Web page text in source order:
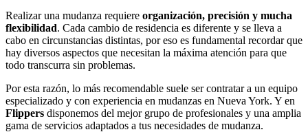
Realizar una mudanza requiere organización, precisión y mucha
flexibilidad. Cada cambio de residencia es diferente y se lleva a
cabo en circunstancias distintas, por eso es fundamental recordar que
hay diversos aspectos que necesitan la máxima atención para que
todo transcurra sin problemas.
Por esta razón, lo más recomendable suele ser contratar a un equipo
especializado y con experiencia en mudanzas en Nueva York. Y en
Flippers disponemos del mejor grupo de profesionales y una amplia
gama de servicios adaptados a tus necesidades de mudanza.